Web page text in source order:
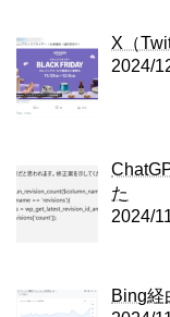
X（
2024/
た
2024/
Bing経